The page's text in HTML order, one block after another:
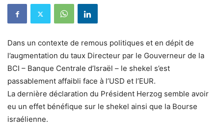
Dans un contexte de remous politiques et en dépit de
l’augmentation du taux Directeur par le Gouverneur de la
BCI – Banque Centrale d’Israël – le shekel s’est
passablement affaibli face à l’USD et l’EUR.
La dernière déclaration du Président Herzog semble avoir
eu un effet bénéfique sur le shekel ainsi que la Bourse
israélienne.